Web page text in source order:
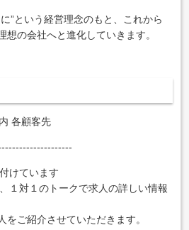
”という経営理念のもと、これから
想の会社へと進化していきます。
各顧客先
けています
１対１のトークで求人の詳しい情報
をご紹介させていただきます。